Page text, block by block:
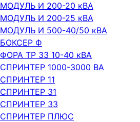
МОДУЛЬ И 200-20 кВА
МОДУЛЬ И 200-25 кВА
МОДУЛЬ И 500-40/50 кВА
БОКСЕР Ф
ФОРА ТР 33 10-40 кВА
СПРИНТЕР 1000-3000 ВА
СПРИНТЕР 11
СПРИНТЕР 31
СПРИНТЕР 33
СПРИНТЕР ПЛЮС